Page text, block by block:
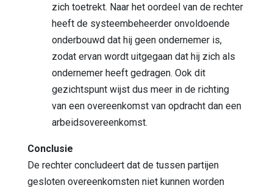
zich toetrekt. Naar het oordeel van de rechter
heeft de systeembeheerder onvoldoende
onderbouwd dat hij geen ondernemer is,
zodat ervan wordt uitgegaan dat hij zich als
ondernemer heeft gedragen. Ook dit
gezichtspunt wijst dus meer in de richting
van een overeenkomst van opdracht dan een
arbeidsovereenkomst.
Conclusie
De rechter concludeert dat de tussen partijen
gesloten overeenkomsten niet kunnen worden